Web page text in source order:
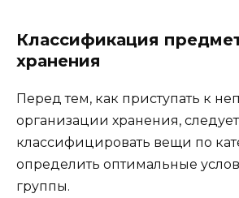
Классификация
хранения
Перед тем, как приступать к
организации хранения, следует
классифицировать вещи по
определить оптимальные
группы.